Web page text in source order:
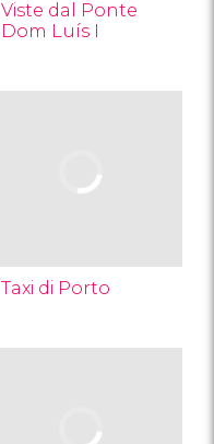
Viste dal Ponte
Dom Luís I
Taxi di Porto